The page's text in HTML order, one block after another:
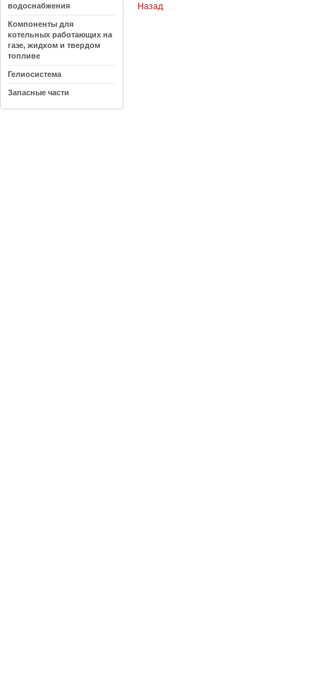
Назад
водоснабжения
Компоненты для
котельных работающих на
газе, жидком и твердом
топливе
Гелиосистема
Запасные части